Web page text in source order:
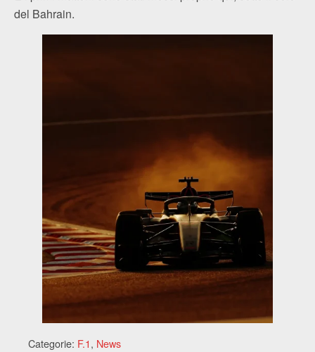
del Bahrain.
Categorie: F.1, News